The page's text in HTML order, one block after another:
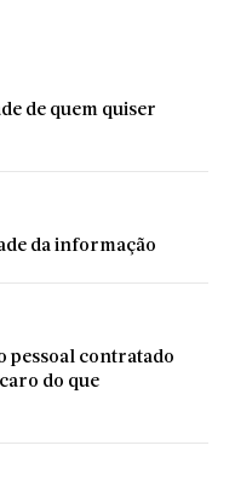
de quem quiser
da informação
pessoal contratado
do que